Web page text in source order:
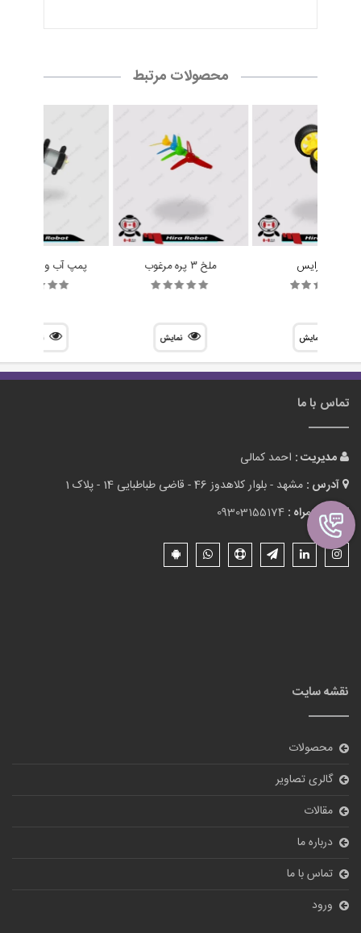
محصولات مرتبط
چرخ رایس
نمایش
ملخ 3 پره مرغوب
نمایش
پمپ آب و هوا R385
تماس با ما
مدیریت : احمد کمالی
آدرس : مشهد - بلوار کلاهدوز 46 - قاضی طباطبایی 14 - پلاک 1
تلفن همراه : 09303155174
نقشه سایت
محصولات
گالری تصاویر
مقالات
درباره ما
تماس با ما
ورود